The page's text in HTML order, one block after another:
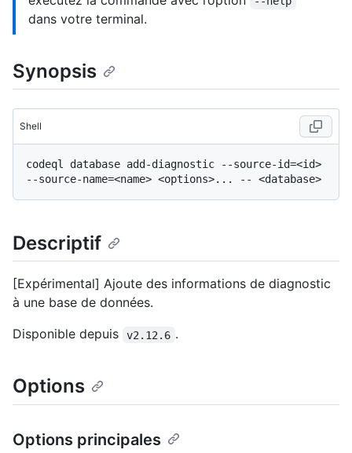
dans votre terminal.
Synopsis
Shell
codeql database add-diagnostic --source-id=<id>
Descriptif
[Expérimental] Ajoute des informations de diagnostic
à une base de données.
Disponible depuis
v2.12.6 .
Options
Options principales